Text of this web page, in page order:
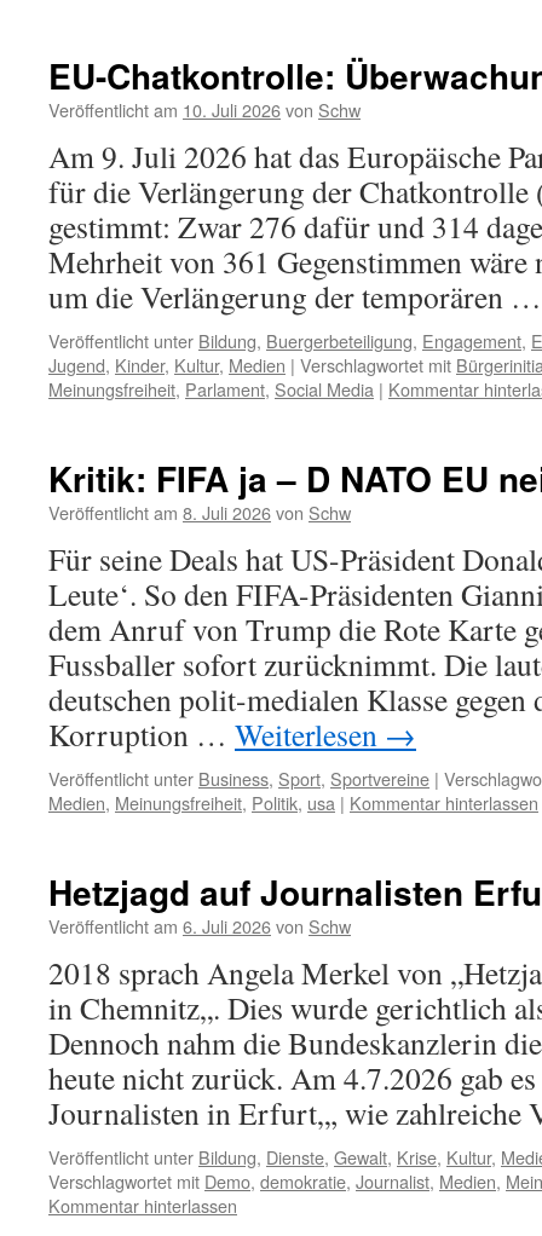
EU-Chatkontrolle:
Veröffentlicht am 10. Juli 2026von Schw
Am 9. Juli 2026 hat das Europäische
für die Verlängerung der
gestimmt: Zwar 276 dafür und 314
Mehrheit von 361 Gegenstimmen wäre
um die Verlängerung der temporären
Veröffentlicht unter Bildung, Buergerbeteiligung, Engagement,
Jugend, Kinder, Kultur, Medien | Verschlagwortet mit
Meinungsfreiheit, Parlament, Social Media | Kommentar
Kritik: FIFA ja – D NATO EU
Veröffentlicht am 8. Juli 2026von Schw
Für seine Deals hat US-Präsident
Leute‘. So den FIFA-Präsidenten
dem Anruf von Trump die Rote Karte
Fussballer sofort zurücknimmt. Die
deutschen polit-medialen Klasse
Korruption … Weiterlesen →
Veröffentlicht unter Business, Sport, Sportvereine |
Medien, Meinungsfreiheit, Politik, usa | Kommentar hinterlassen
Hetzjagd auf Journalisten
Veröffentlicht am 6. Juli 2026von Schw
2018 sprach Angela Merkel von
in Chemnitz„. Dies wurde gerichtlich
Dennoch nahm die Bundeskanzlerin
heute nicht zurück. Am 4.7.2026 gab
Journalisten in Erfurt„, wie zahlreiche
Veröffentlicht unter Bildung, Dienste, Gewalt, Krise, Kultur,
Verschlagwortet mit Demo, demokratie, Journalist, Medien,
Kommentar hinterlassen